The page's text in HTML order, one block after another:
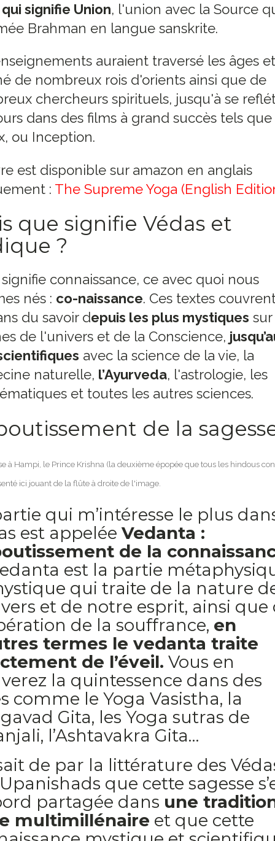
signifie Union, l'union avec la Source
Brahman en langue sanskrite.
auraient traversé les âges et
de nombreux rois d'orients ainsi que de
chercheurs spirituels, jusqu'à se
dans des films à grand succès tels que
ou Inception.
est disponible sur amazon en anglais
: The Supreme Yoga (English
que signifie Védas et
?
connaissance, ce avec quoi nous
nés : co-naissance. Ces textes
du savoir depuis les plus mystiques
de l'univers et de la Conscience,
avec la science de la vie, la
naturelle, l’Ayurveda, l'astrologie, les
et toutes les autres sciences.
de la
à Hampi, le Prince Krishna (la deuxième épopée que tous les hindous
ici jouant de la flûte à droite de l'image.
qui m’intéresse le plus
est appelée Vedanta :
de la
est la partie
qui traite de la nature
et de notre esprit, ainsi que
de la souffrance, en
termes le vedanta traite
de l’éveil. Vous en
la quintessence dans des
comme le Yoga Vasistha, la
Gita, les Yoga sutras de
l’Ashtavakra Gita…
de par la littérature des
que cette sagesse
partagée dans une
multimillénaire et que cette